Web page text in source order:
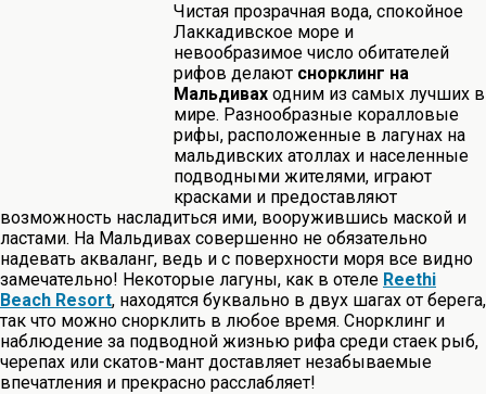
Чистая прозрачная вода, спокойное
Лаккадивское море и
невообразимое число обитателей
рифов делают снорклинг на
Мальдивах одним из самых лучших в
мире. Разнообразные коралловые
рифы, расположенные в лагунах на
мальдивских атоллах и населенные
подводными жителями, играют
красками и предоставляют
возможность насладиться ими, вооружившись маской и
ластами. На Мальдивах совершенно не обязательно
надевать акваланг, ведь и с поверхности моря все видно
замечательно! Некоторые лагуны, как в отеле Reethi
Beach Resort, находятся буквально в двух шагах от берега,
так что можно снорклить в любое время. Снорклинг и
наблюдение за подводной жизнью рифа среди стаек рыб,
черепах или скатов-мант доставляет незабываемые
впечатления и прекрасно расслабляет!